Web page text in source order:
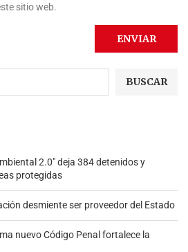
sitio web.
BUSCAR
2.0″ deja 384 detenidos y
protegidas
desmiente ser proveedor del Estado
nuevo Código Penal fortalece la